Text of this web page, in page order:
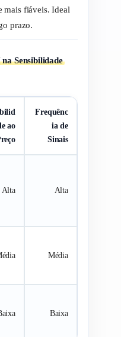
mais fiáveis. Ideal
prazo.
Sensibilidade
ao
Frequênc
ia de
Sinais
Alta Alta
Média
Baixa